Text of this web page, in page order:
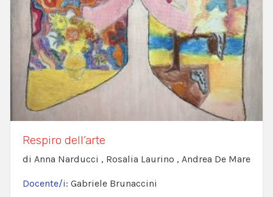
Respiro dell’arte
di Anna Narducci , Rosalia Laurino , Andrea De Mare
Docente/i: Gabriele Brunaccini